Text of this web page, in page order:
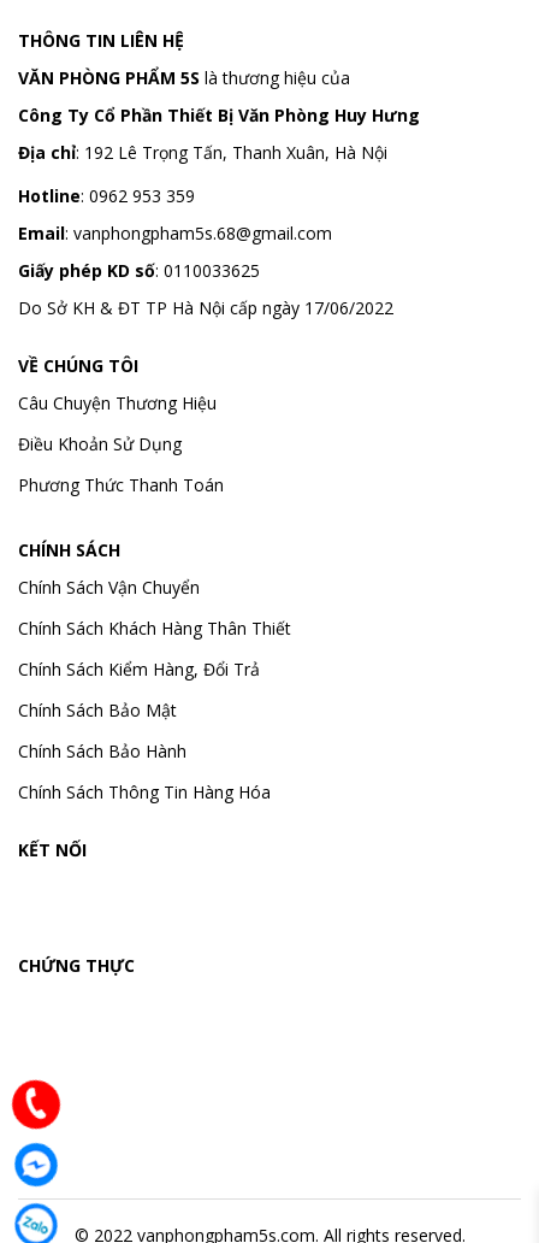
THÔNG TIN LIÊN HỆ
VĂN PHÒNG PHẨM 5S là thương hiệu của
Công Ty Cổ Phần Thiết Bị Văn Phòng Huy Hưng
Địa chỉ: 192 Lê Trọng Tấn, Thanh Xuân, Hà Nội
Hotline: 0962 953 359
Email: vanphongpham5s.68@gmail.com
Giấy phép KD số: 0110033625
Do Sở KH & ĐT TP Hà Nội cấp ngày 17/06/2022
VỀ CHÚNG TÔI
Câu Chuyện Thương Hiệu
Điều Khoản Sử Dụng
Phương Thức Thanh Toán
CHÍNH SÁCH
Chính Sách Vận Chuyển
Chính Sách Khách Hàng Thân Thiết
Chính Sách Kiểm Hàng, Đổi Trả
Chính Sách Bảo Mật
Chính Sách Bảo Hành
Chính Sách Thông Tin Hàng Hóa
KẾT NỐI
CHỨNG THỰC
© 2022 vanphongpham5s.com. All rights reserved.